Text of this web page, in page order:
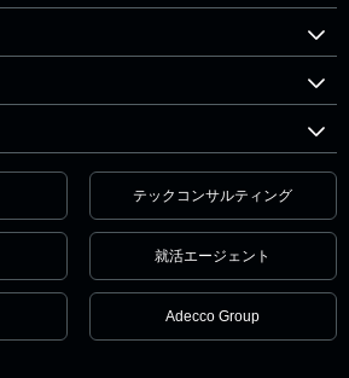
テックコンサルティング
就活エージェント
Adecco Group